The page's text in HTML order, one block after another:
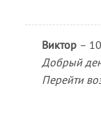
Виктор –
Добрый
Перейти